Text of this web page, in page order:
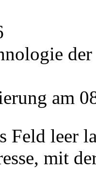
am
Feld leer
mit